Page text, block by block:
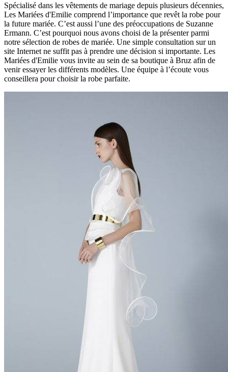
Spécialisé dans les vêtements de mariage depuis plusieurs décennies,
Les Mariées d'Emilie comprend l’importance que revêt la robe pour
la future mariée. C’est aussi l’une des préoccupations de Suzanne
Ermann. C’est pourquoi nous avons choisi de la présenter parmi
notre sélection de robes de mariée. Une simple consultation sur un
site Internet ne suffit pas à prendre une décision si importante. Les
Mariées d'Emilie vous invite au sein de sa boutique à Bruz afin de
venir essayer les différents modèles. Une équipe à l’écoute vous
conseillera pour choisir la robe parfaite.